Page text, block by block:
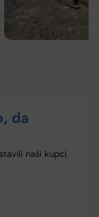
da
naši kupci.